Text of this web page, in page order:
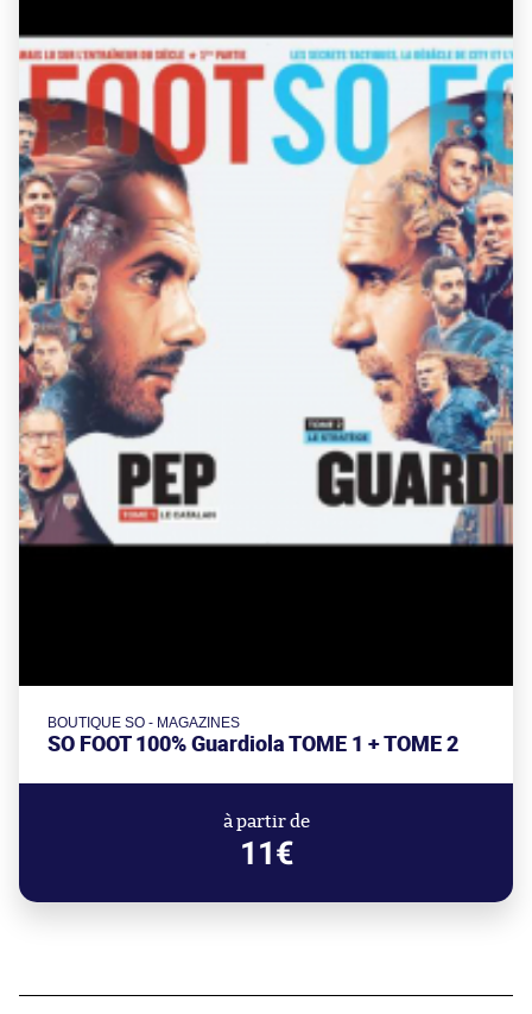
BOUTIQUE SO - MAGAZINES
SO FOOT 100% Guardiola TOME 1 + TOME 2
à partir de
11€